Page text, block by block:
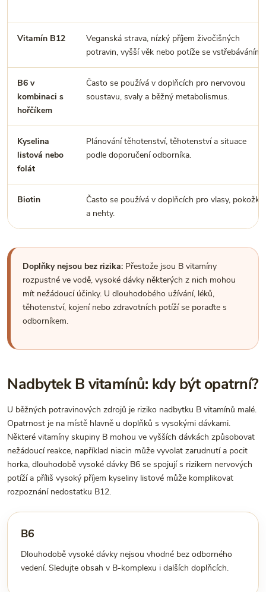
Vitamín B12
Veganská strava, nízký příjem živočišných
potravin, vyšší věk nebo potíže se vstřebáváním.
B6 v
kombinaci s
hořčíkem
Často se používá v doplňcích pro nervovou
soustavu, svaly a běžný metabolismus.
Kyselina
listová nebo
folát
Plánování těhotenství, těhotenství a situace
podle doporučení odborníka.
Biotin
Často se používá v doplňcích pro vlasy, pokožku
a nehty.
Doplňky nejsou bez rizika: Přestože jsou B vitamíny
rozpustné ve vodě, vysoké dávky některých z nich mohou
mít nežádoucí účinky. U dlouhodobého užívání, léků,
těhotenství, kojení nebo zdravotních potíží se poraďte s
odborníkem.
Nadbytek B vitamínů: kdy být opatrní?
U běžných potravinových zdrojů je riziko nadbytku B vitamínů malé.
Opatrnost je na místě hlavně u doplňků s vysokými dávkami.
Některé vitamíny skupiny B mohou ve vyšších dávkách způsobovat
nežádoucí reakce, například niacin může vyvolat zarudnutí a pocit
horka, dlouhodobě vysoké dávky B6 se spojují s rizikem nervových
potíží a příliš vysoký příjem kyseliny listové může komplikovat
rozpoznání nedostatku B12.
B6
Dlouhodobě vysoké dávky nejsou vhodné bez odborného
vedení. Sledujte obsah v B-komplexu i dalších doplňcích.